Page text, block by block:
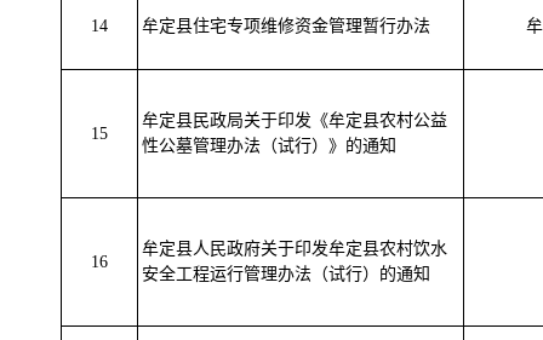
14 牟定县住宅专项维修资金管理暂行办法
15
牟定县民政局关于印发《牟定县农村公益
性公墓管理办法（试行）》的通知
16
牟定县人民政府关于印发牟定县农村饮水
安全工程运行管理办法（试行）的通知